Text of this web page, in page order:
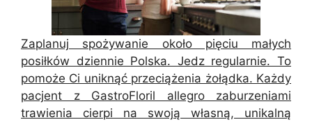
Zaplanuj spożywanie około pięciu małych
posiłków dziennie Polska. Jedz regularnie. To
pomoże Ci uniknąć przeciążenia żołądka. Każdy
pacjent z GastroFloril allegro zaburzeniami
trawienia cierpi na swoją własną, unikalną